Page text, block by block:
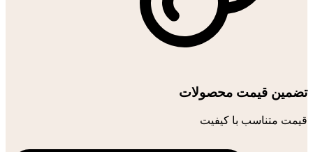
تضمین قیمت محصولات
قیمت متناسب با کیفیت